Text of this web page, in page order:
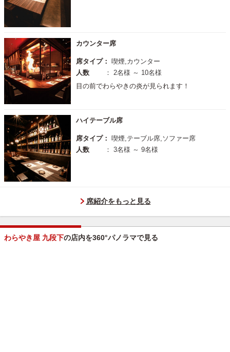
カウンター席
席タイプ： 喫煙,カウンター
人数
： 2名様 ～ 10名様
目の前でわらやきの炎が見られます！
ハイテーブル席
席タイプ： 喫煙,テーブル席,ソファー席
人数
： 3名様 ～ 9名様
席紹介をもっと見る
わらやき屋 九段下の店内を360°パノラマで見る